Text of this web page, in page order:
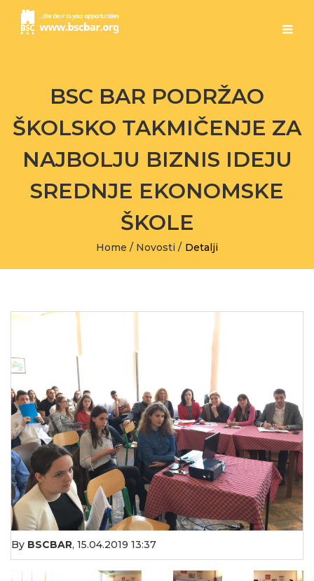
BSC BAR PODRŽAO
ŠKOLSKO TAKMIČENJE ZA
NAJBOLJU BIZNIS IDEJU
SREDNJE EKONOMSKE
ŠKOLE
Home / Novosti / Detalji
By BSCBAR, 15.04.2019 13:37